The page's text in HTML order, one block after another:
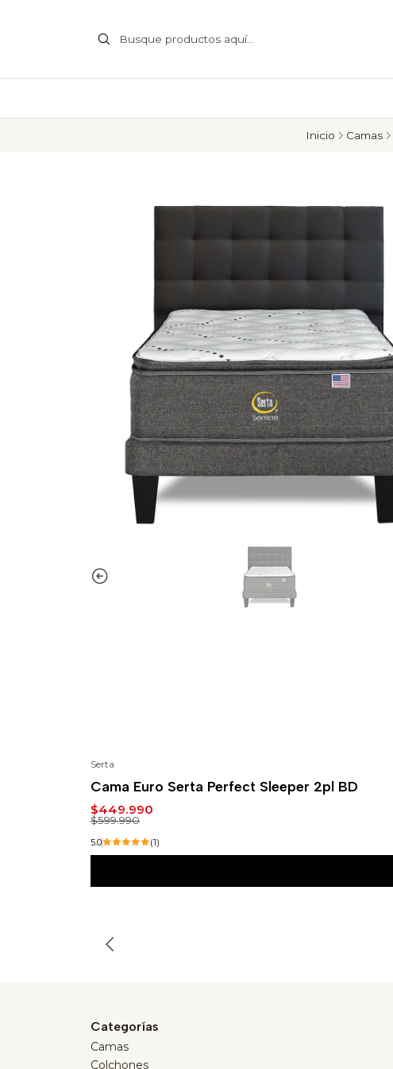
Inicio Camas
Serta
Cama Euro Serta Perfect Sleeper 2pl BD
$449.990
$599.990
5.0 (1)
Categorías
Camas
Colchones